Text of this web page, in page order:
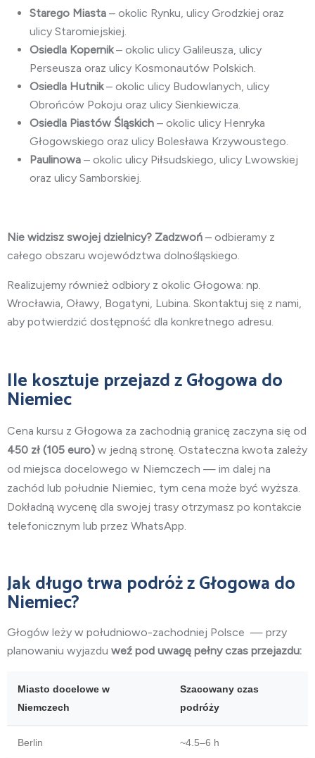
Starego Miasta – okolic Rynku, ulicy Grodzkiej oraz
ulicy Staromiejskiej.
Osiedla Kopernik– okolic ulicy Galileusza, ulicy
Perseusza oraz ulicy Kosmonautów Polskich.
Osiedla Hutnik– okolic ulicy Budowlanych, ulicy
Obrońców Pokoju oraz ulicy Sienkiewicza.
Osiedla Piastów Śląskich – okolic ulicy Henryka
Głogowskiego oraz ulicy Bolesława Krzywoustego.
Paulinowa – okolic ulicy Piłsudskiego, ulicy Lwowskiej
oraz ulicy Samborskiej.
Nie widzisz swojej dzielnicy? Zadzwoń – odbieramy z
całego obszaru województwa dolnośląskiego.
Realizujemy również odbiory z okolic Głogowa: np.
Wrocławia, Oławy, Bogatyni, Lubina. Skontaktuj się z nami,
aby potwierdzić dostępność dla konkretnego adresu.
Ile kosztuje przejazd z Głogowa do
Niemiec
Cena kursu z Głogowa za zachodnią granicę zaczyna się od
450 zł (105 euro) w jedną stronę. Ostateczna kwota zależy
od miejsca docelowego w Niemczech — im dalej na
zachód lub południe Niemiec, tym cena może być wyższa.
Dokładną wycenę dla swojej trasy otrzymasz po kontakcie
telefonicznym lub przez WhatsApp.
Jak długo trwa podróż z Głogowa do
Niemiec?
Głogów leży w południowo-zachodniej Polsce — przy
planowaniu wyjazdu weź pod uwagę pełny czas przejazdu:
Miasto docelowe w
Niemczech
Szacowany czas
podróży
Berlin ~4.5–6 h